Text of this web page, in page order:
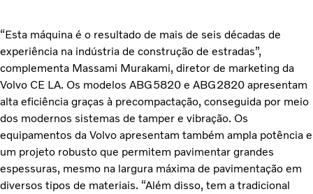
“Esta máquina é o resultado de mais de seis décadas de
experiência na indústria de construção de estradas”,
complementa Massami Murakami, diretor de marketing da
Volvo CE LA. Os modelos ABG5820 e ABG2820 apresentam
alta eficiência graças à precompactação, conseguida por meio
dos modernos sistemas de tamper e vibração. Os
equipamentos da Volvo apresentam também ampla potência e
um projeto robusto que permitem pavimentar grandes
espessuras, mesmo na largura máxima de pavimentação em
diversos tipos de materiais. “Além disso, tem a tradicional